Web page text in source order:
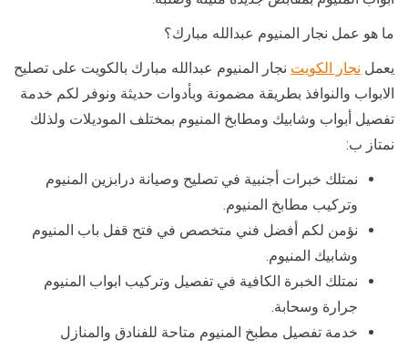
ما هو عمل نجار المنيوم عبدالله مبارك؟
يعمل نجار الكويت نجار المنيوم عبدالله مبارك بالكويت على تصليح
الابواب والنوافذ بطريقة مضمونة وبأدوات حديثة ونوفر لكم خدمة
تفصيل أبواب وشابيك ومطابخ المنيوم بمختلف الموديلات ولذلك
نمتاز ب:
نمتلك خبرات أجنبية في تصليح وصيانة درابزين المنيوم
وتركيب مطابخ المنيوم.
نؤمن لكم أفضل فني متخصص في فتح قفل باب المنيوم
وشابيك المنيوم.
نمتلك الخبرة الكافية في تفصيل وتركيب ابواب المنيوم
جرارة وسحابة.
خدمة تفصيل مطبخ المنيوم متاحة للفنادق والمنازل